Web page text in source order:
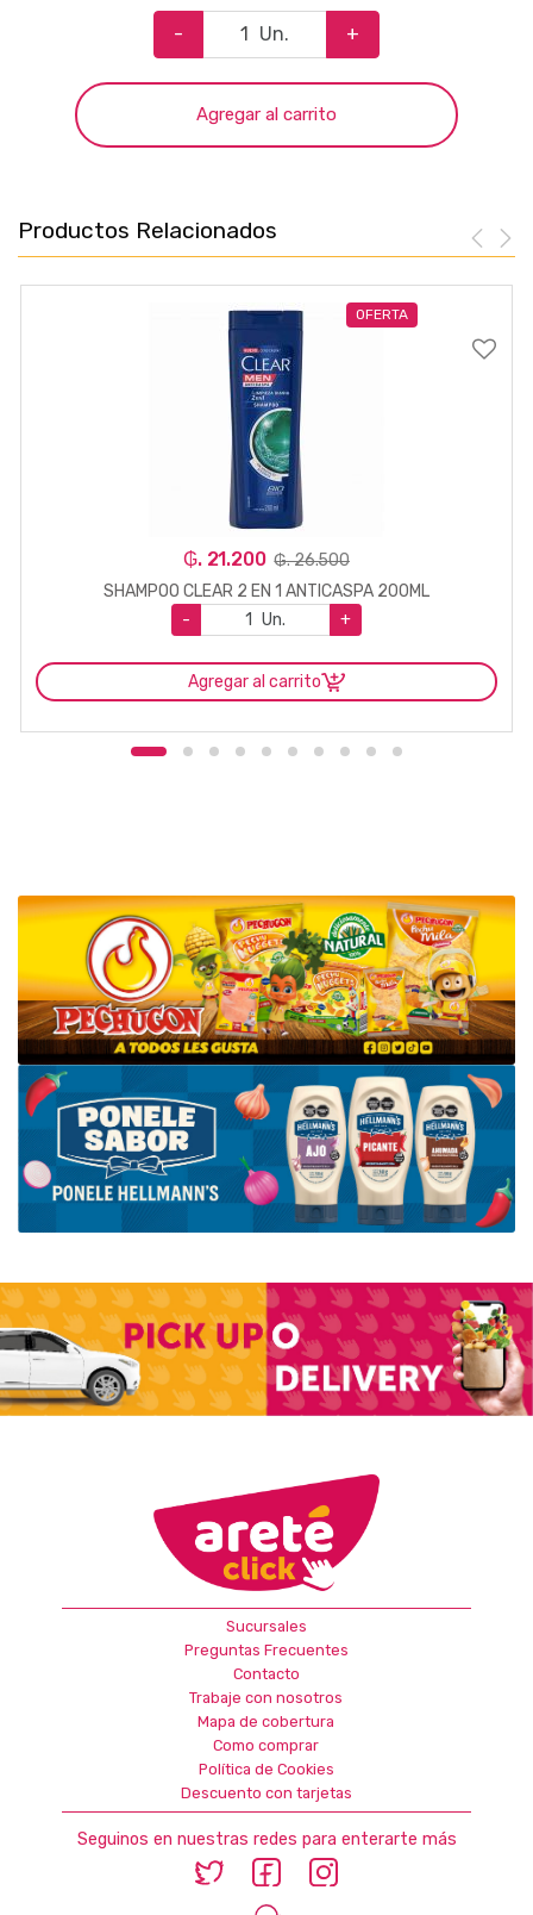
- Un. +
Agregar al carrito
Productos Relacionados
OFERTA
₲. 21.200 ₲. 26.500
SHAMPOO CLEAR 2 EN 1 ANTICASPA 200ML
-
Un. +
Agregar al carrito
Sucursales
Preguntas Frecuentes
Contacto
Trabaje con nosotros
Mapa de cobertura
Como comprar
Política de Cookies
Descuento con tarjetas
Seguinos en nuestras redes para enterarte más